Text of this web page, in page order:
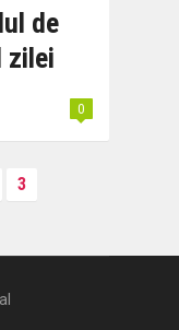
de
zilei
0
3